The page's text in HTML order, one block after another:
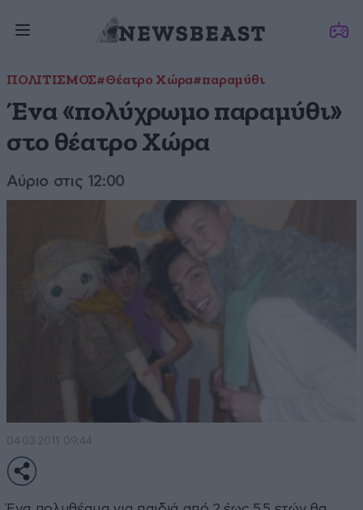
ΠΟΛΙΤΙΣΜΟΣ#Θέατρο Χώρα#παραμύθι
Ένα «πολύχρωμο παραμύθι»
στο θέατρο Χώρα
Αύριο στις 12:00
04·03·2011 09:44